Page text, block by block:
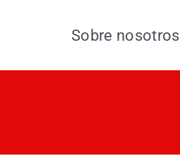
Sobre nosotros